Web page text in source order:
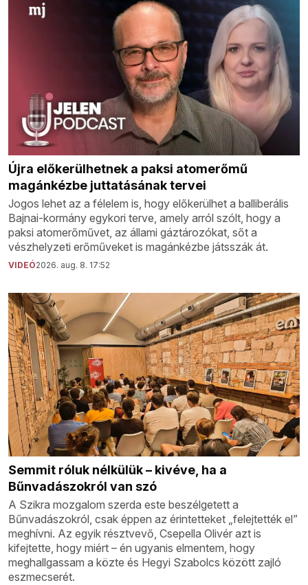
Újra előkerülhetnek a paksi atomerőmű
magánkézbe juttatásának tervei
Jogos lehet az a félelem is, hogy előkerülhet a balliberális
Bajnai-kormány egykori terve, amely arról szólt, hogy a
paksi atomerőművet, az állami gáztározókat, sőt a
vészhelyzeti erőműveket is magánkézbe játsszák át.
VIDEÓ2026. aug. 8. 17:52
Semmit róluk nélkülük – kivéve, ha a
Bűnvadászokról van szó
A Szikra mozgalom szerda este beszélgetett a
Bűnvadászokról, csak éppen az érintetteket „felejtették el”
meghívni. Az egyik résztvevő, Csepella Olivér azt is
kifejtette, hogy miért – én ugyanis elmentem, hogy
meghallgassam a közte és Hegyi Szabolcs között zajló
eszmecserét.